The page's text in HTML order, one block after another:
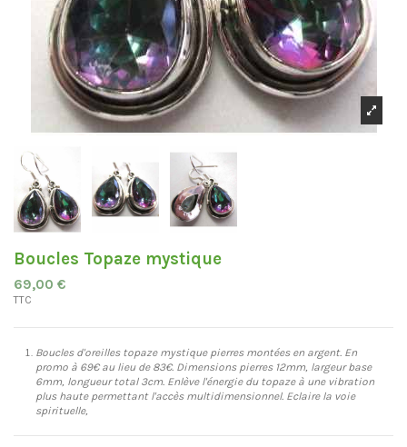
Boucles Topaze mystique
69,00 €
TTC
Boucles d'oreilles topaze mystique pierres montées en argent. En
promo à 69€ au lieu de 83€. Dimensions pierres 12mm, largeur base
6mm, longueur total 3cm. Enlève l'énergie du topaze à une vibration
plus haute permettant l'accès multidimensionnel. Eclaire la voie
spirituelle,